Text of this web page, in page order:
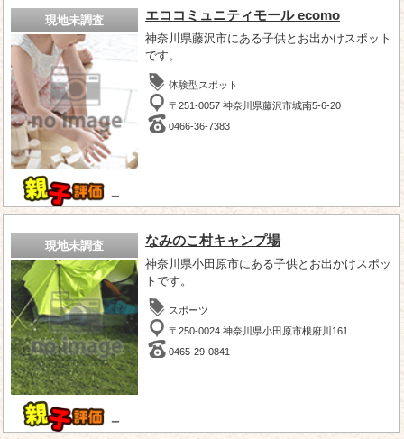
現地未調査
－
エココミュニティモール ecomo
神奈川県藤沢市にある子供とお出かけスポット
です。
体験型スポット
〒251-0057 神奈川県藤沢市城南5-6-20
0466-36-7383
現地未調査
－
なみのこ村キャンプ場
神奈川県小田原市にある子供とお出かけスポッ
トです。
スポーツ
〒250-0024 神奈川県小田原市根府川161
0465-29-0841